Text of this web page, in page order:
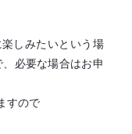
しみたいという場
必要な場合はお申
すので